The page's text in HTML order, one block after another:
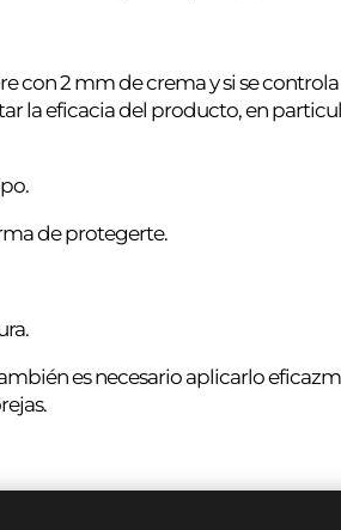
con 2 mm de crema y si se
la eficacia del producto, en
de protegerte.
es necesario aplicarlo